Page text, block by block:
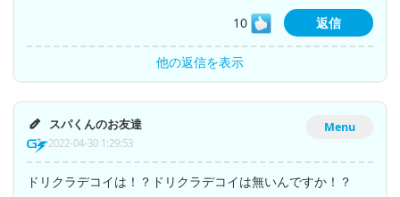
10
返信
他の返信を表示
Menu
スパくんのお友達
2022-04-30 1:29:53
ドリクラデコイは！？ドリクラデコイは無いんですか！？